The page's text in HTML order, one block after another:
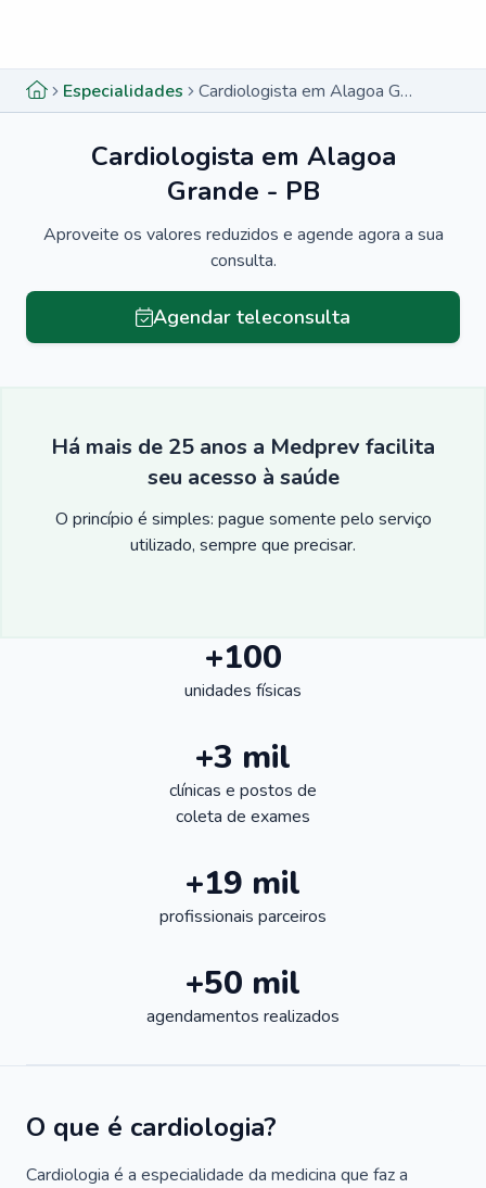
Especialidades Cardiologista em Alagoa Grande - PB
Cardiologista em Alagoa
Grande - PB
Aproveite os valores reduzidos e agende agora a sua
consulta.
Agendar teleconsulta
Há mais de 25 anos a Medprev facilita
seu acesso à saúde
O princípio é simples: pague somente pelo serviço
utilizado, sempre que precisar.
+100
unidades físicas
+3 mil
clínicas e postos de
coleta de exames
+19 mil
profissionais parceiros
+50 mil
agendamentos realizados
O que é cardiologia?
Cardiologia é a especialidade da medicina que faz a